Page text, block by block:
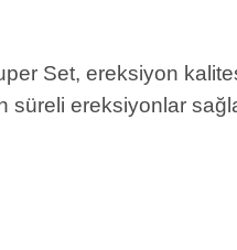
Set, ereksiyon
süreli ereksiyonlar